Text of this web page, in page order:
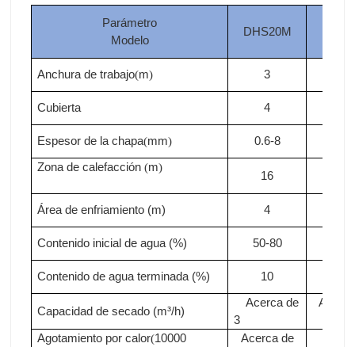
Parámetro
Modelo
DHS20M
Anchura de trabajo(m) 3
Cubierta 4
Espesor de la chapa(mm) 0.6-8
Zona de calefacción (m)
16
Área de enfriamiento (m) 4
Contenido inicial de agua (%) 50-80
Contenido de agua terminada (%) 10
Capacidad de secado (m³/h)
Acerca de
3
Agotamiento por calor(10000
Acerca de